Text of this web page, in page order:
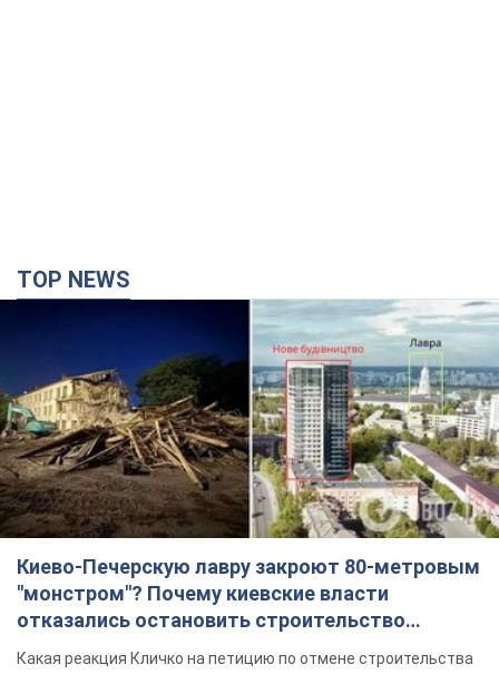
TOP NEWS
Киево-Печерскую лавру закроют 80-метровым
"монстром"? Почему киевские власти
отказались остановить строительство
небоскреба "московского верующего"
Какая реакция Кличко на петицию по отмене строительства